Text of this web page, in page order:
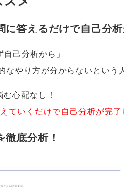
に答えるだけで自己分
自己分析から 」
なやり方が分からないという
心配なし！
ていくだけで自己分析が完了
底分析！